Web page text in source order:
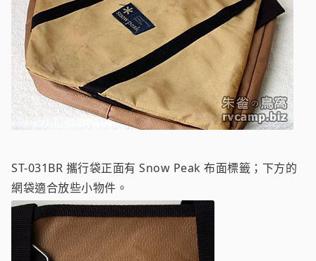
ST-031BR 攜行袋正面有 Snow Peak 布面標籤；下方的
網袋適合放些小物件。